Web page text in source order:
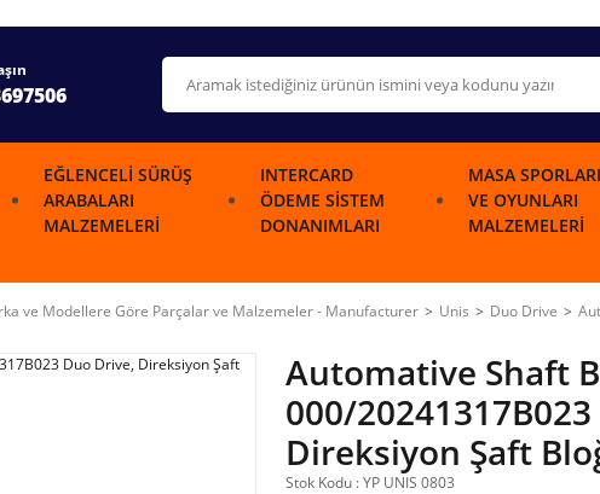
EĞLENCELI SÜRÜŞ
ARABALARI
MALZEMELERI
INTERCARD
ÖDEME SISTEM
DONANIMLARI
MASA SPORLARI
VE OYUNLARI
MALZEMELERI
ve Modellere Göre Parçalar ve Malzemeler - Manufacturer Unis Duo Drive
Automative Shaft
000/
Direksiyon Şaft
Stok Kodu : YP UNIS 0803